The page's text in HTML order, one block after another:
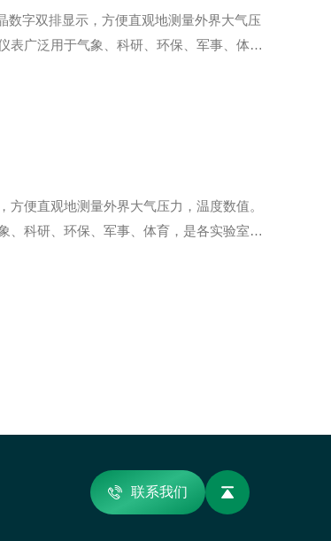
数字双排显示，方便直观地测量外界大气压
表广泛用于气象、科研、环保、军事、体
便直观地测量外界大气压力，温度数值。
、科研、环保、军事、体育，是各实验室的
联系我们